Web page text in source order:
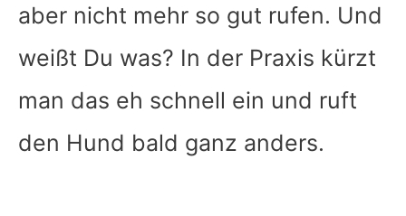
aber nicht mehr so gut rufen. Und
weißt Du was? In der Praxis kürzt
man das eh schnell ein und ruft
den Hund bald ganz anders.